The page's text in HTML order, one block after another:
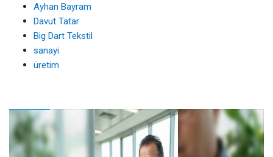
Ayhan Bayram
Davut Tatar
Big Dart Tekstil
sanayi
üretim